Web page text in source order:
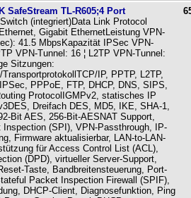
SafeStream TL-R605;4 Port
(integriert)Data Link Protocol
Gigabit EthernetLeistung VPN-
41.5 MbpsKapazität IPSec VPN-
VPN-Tunnel: 16 ¦ L2TP VPN-Tunnel:
Sitzungen:
IP, PPTP, L2TP,
PPPoE, FTP, DHCP, DNS, SIPS,
ProtocolIGMPv2, statisches IP
Dreifach DES, MD5, IKE, SHA-1,
Bit AES, 256-Bit-AESNAT Support,
(SPI), VPN-Passthrough, IP-
Firmware aktualisierbar, LAN-to-LAN-
für Access Control List (ACL),
(DPD), virtueller Server-Support,
Taste, Bandbreitensteuerung, Port-
Packet Inspection Firewall (SPIF),
DHCP-Client, Diagnosefunktion, Ping